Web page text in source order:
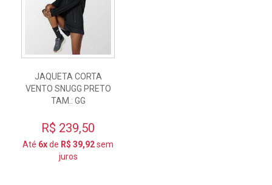
JAQUETA CORTA
VENTO SNUGG PRETO
TAM.: GG
R$ 239,50
Até 6xde R$ 39,92sem
juros